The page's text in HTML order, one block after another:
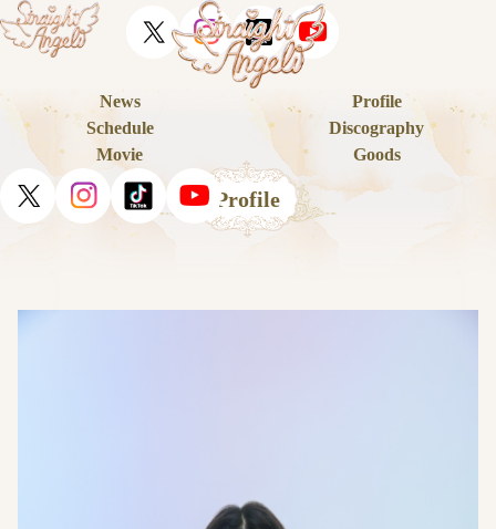
News
Profile
Schedule
Discography
Movie
Goods
Profile